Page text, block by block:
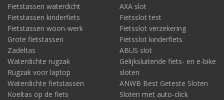
Fietstassen waterdicht
Fietstassen kinderfiets
Fietstassen woon-werk
Grote fietstassen
Zadeltas
Waterdichte rugzak
Rugzak voor laptop
Waterdichte fietstassen
Koeltas op de fiets
AXA slot
Fietsslot test
Fietsslot verzekering
Fietsslot kinderfiets
ABUS slot
Gelijksluitende fiets- en e-bike
sloten
ANWB Best Geteste Sloten
Sloten met auto-click